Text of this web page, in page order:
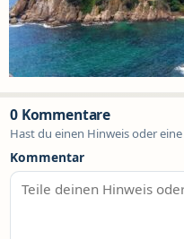
0 Kommentare
Hast du einen Hinweis oder
Kommentar